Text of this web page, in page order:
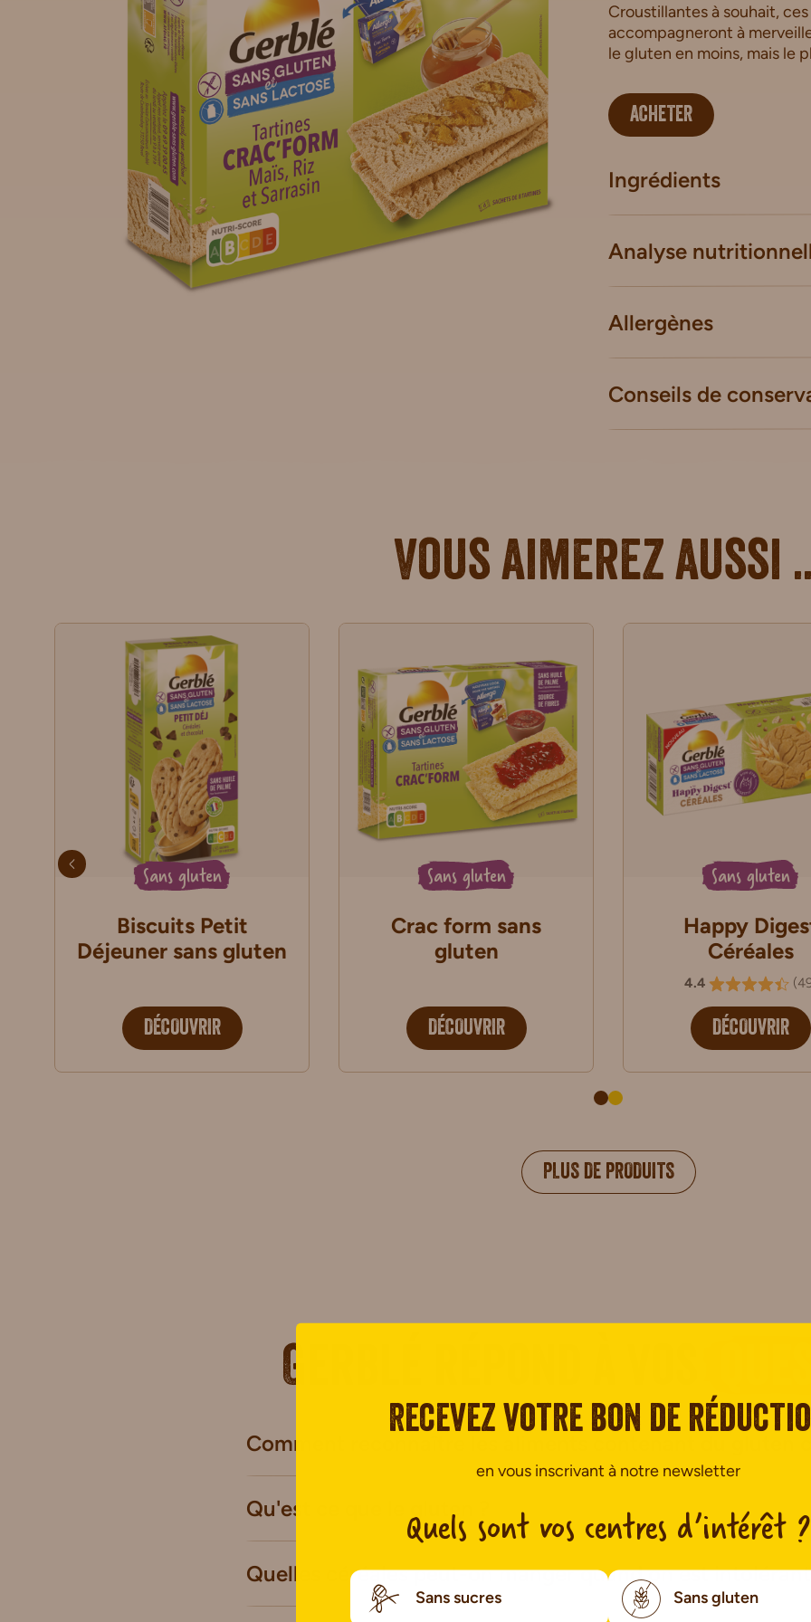
Croustillantes à souhait,
accompagneront à
le gluten en moins, mais le
ACHETER
Ingrédients
Analyse
Allergènes
Conseils de
Vous aimerez aussi
Sans gluten
Biscuits Petit
Déjeuner sans gluten
DÉCOUVRIR
Sans gluten
Crac form sans
gluten
DÉCOUVRIR
Sans gluten
Happy
Céréales
4.4 (
DÉCOUVRIR
PLUS DE PRODUITS
Gerblé répond à vos
Comment reconnaître les aliments contenant du gluten
Qu'est ce que le gluten ?
Quelles céréales peut-on manger quand on est
Recevez votre bon de
en vous inscrivant à notre newsletter
Quels sont vos centres d’intérêt ?
Sans sucres Sans gluten